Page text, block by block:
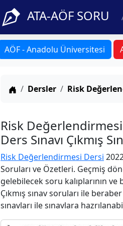
ATA-AÖF SORU
AÖF - Anadolu Üniversitesi
Anasayfa
Dersler Risk
Risk
Ders Sınavı Çıkmış
Risk Değerlendirmesi Dersi
Soruları ve Özetleri. Geçmiş
gelebilecek soru kalıplarının
Çıkmış sınav soruları ile
sınavları ile sınavlara